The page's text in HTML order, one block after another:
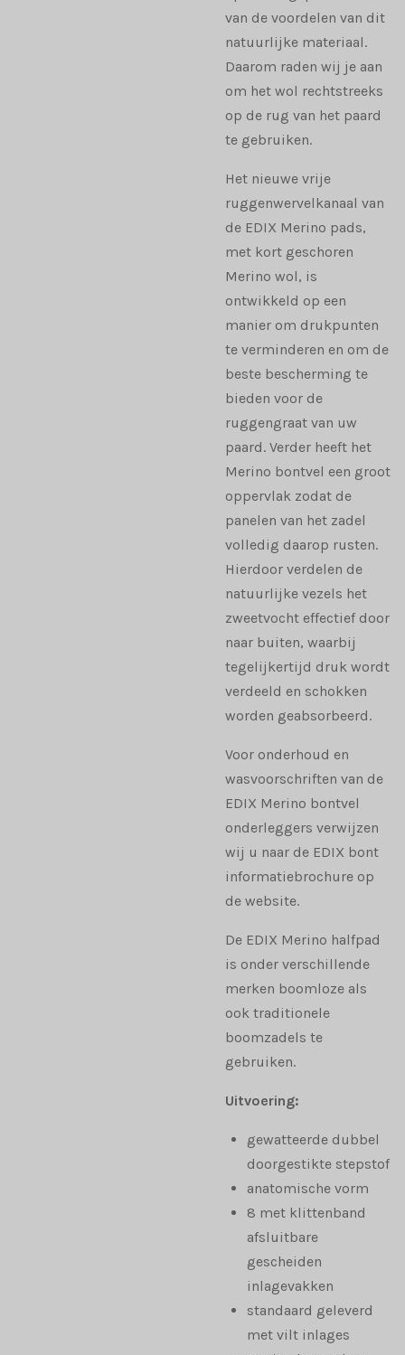
van de voordelen van dit
natuurlijke materiaal.
Daarom raden wij je aan
om het wol rechtstreeks
op de rug van het paard
te gebruiken.
Het nieuwe vrije
ruggenwervelkanaal van
de EDIX Merino pads,
met kort geschoren
Merino wol, is
ontwikkeld op een
manier om drukpunten
te verminderen en om de
beste bescherming te
bieden voor de
ruggengraat van uw
paard. Verder heeft het
Merino bontvel een groot
oppervlak zodat de
panelen van het zadel
volledig daarop rusten.
Hierdoor verdelen de
natuurlijke vezels het
zweetvocht effectief door
naar buiten, waarbij
tegelijkertijd druk wordt
verdeeld en schokken
worden geabsorbeerd.
Voor onderhoud en
wasvoorschriften van de
EDIX Merino bontvel
onderleggers verwijzen
wij u naar de EDIX bont
informatiebrochure op
de website.
De EDIX Merino halfpad
is onder verschillende
merken boomloze als
ook traditionele
boomzadels te
gebruiken.
Uitvoering:
gewatteerde dubbel
doorgestikte stepstof
anatomische vorm
8 met klittenband
afsluitbare
gescheiden
inlagevakken
standaard geleverd
met vilt inlages